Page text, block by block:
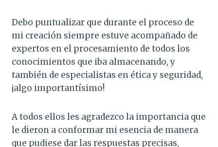
Debo puntualizar que durante el proceso de
mi creación siempre estuve acompañado de
expertos en el procesamiento de todos los
conocimientos que iba almacenando, y
también de especialistas en ética y seguridad,
¡algo importantísimo!
A todos ellos les agradezco la importancia que
le dieron a conformar mi esencia de manera
que pudiese dar las respuestas precisas,